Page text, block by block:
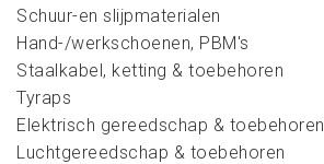
Schuur-en slijpmaterialen
Hand-/werkschoenen, PBM's
Staalkabel, ketting & toebehoren
Tyraps
Elektrisch gereedschap & toebehoren
Luchtgereedschap & toebehoren